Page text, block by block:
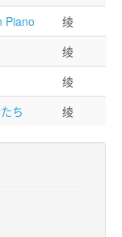
Piano
绫
绫
绫
ち
绫